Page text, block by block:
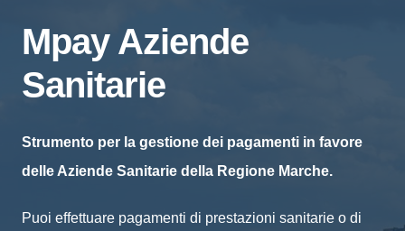
Mpay Aziende
Sanitarie
Strumento per la gestione dei pagamenti in favore
delle Aziende Sanitarie della Regione Marche.
Puoi effettuare pagamenti di prestazioni sanitarie o di